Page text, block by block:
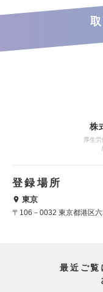
株
厚生
登録場所
東京
〒106－0032 東京都港区
最近ご覧